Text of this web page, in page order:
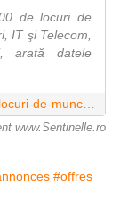
de locuri de
IT şi Telecom,
arată datele
www.Sentinelle.ro
#offres